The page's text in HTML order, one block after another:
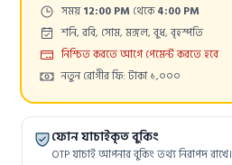
Time:সময়12:00 PM থেকে4:00 PM
Days:শনি, রবি, সোম, মঙ্গল, বুধ, বৃহস্পতি
Paymentনিশ্চিত করতে আগে পেমেন্ট করতে হবে
Cost:নতুন রোগীর ফি: টাকা ১,০০০
ফোন যাচাইকৃত বুকিং
OTP যাচাই আপনার বুকিং তথ্য নিরাপদ রাখে।